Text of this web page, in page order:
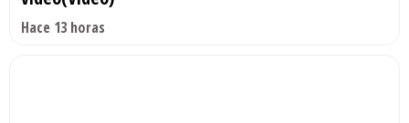
Hace 13 horas